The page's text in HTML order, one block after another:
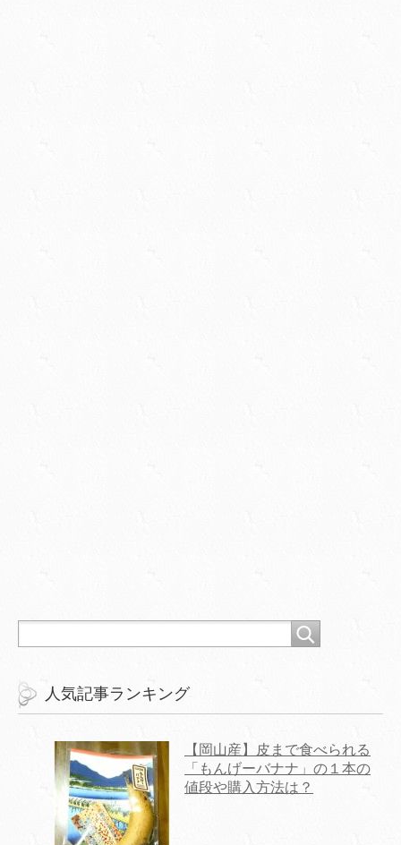
人気記事ランキング
【岡山産】皮まで食べられる
「もんげーバナナ」の１本の
値段や購入方法は？